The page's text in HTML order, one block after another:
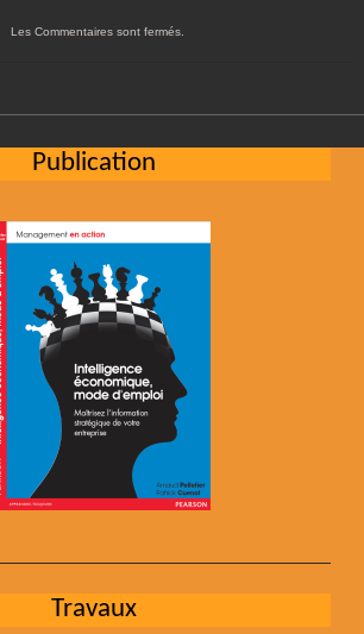
Les Commentaires sont fermés.
Publication
Travaux